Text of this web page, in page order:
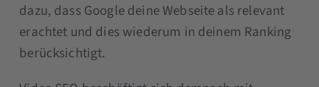
dazu, dass Google deine Webseite als relevant
erachtet und dies wiederum in deinem Ranking
berücksichtigt.